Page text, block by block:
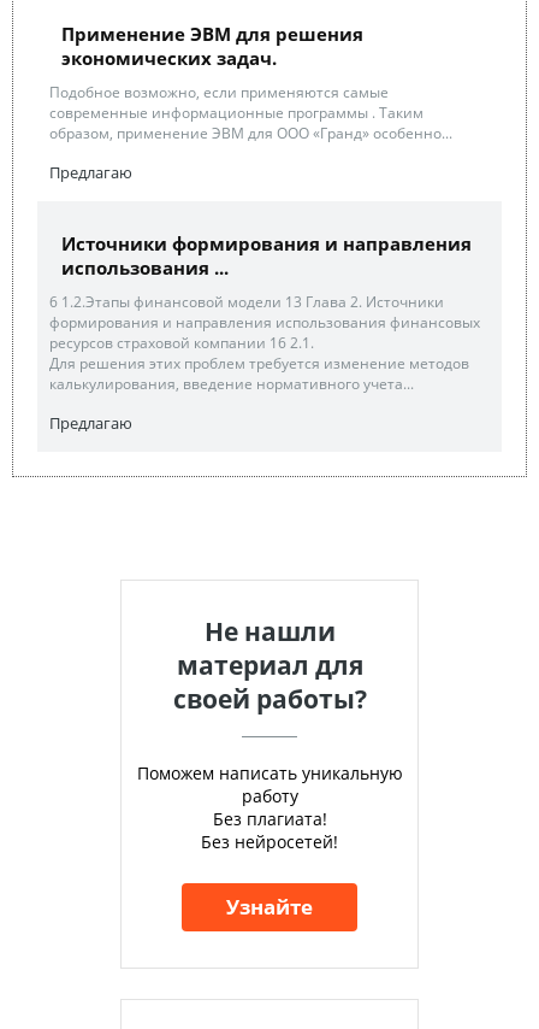
Применение ЭВМ для решения
экономических задач.
Подобное возможно, если применяются самые
современные информационные программы . Таким
образом, применение ЭВМ для ООО «Гранд» особенно...
Предлагаю
Источники формирования и направления
использования ...
6 1.2.Этапы финансовой модели 13 Глава 2. Источники
формирования и направления использования финансовых
ресурсов страховой компании 16 2.1.
Для решения этих проблем требуется изменение методов
калькулирования, введение нормативного учета...
Предлагаю
Не нашли
материал для
своей работы?
Поможем написать уникальную
работу
Без плагиата!
Без нейросетей!
Узнайте